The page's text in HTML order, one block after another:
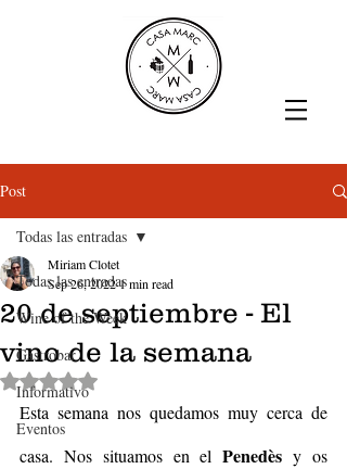
Post
Todas las entradas
Wine of the Week
Gastrobar
Informativo
Eventos
Todas las entradas
20 de septiembre - El
vino de la semana
Miriam Clotet
Sep 26, 20221 min read
Rated NaN out of 5 stars.
Esta semana nos quedamos muy cerca de
casa. Nos situamos en el Penedès y os